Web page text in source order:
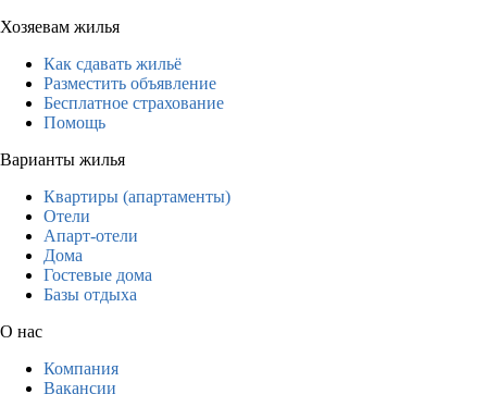
Хозяевам жилья
Как сдавать жильё
Разместить объявление
Бесплатное страхование
Помощь
Варианты жилья
Квартиры (апартаменты)
Отели
Апарт-отели
Дома
Гостевые дома
Базы отдыха
О нас
Компания
Вакансии